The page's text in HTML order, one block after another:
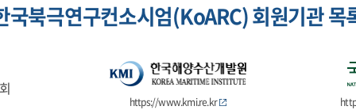
국북극연구컨소시엄(KoARC) 회원기관 목
https://www.kmi.re.kr